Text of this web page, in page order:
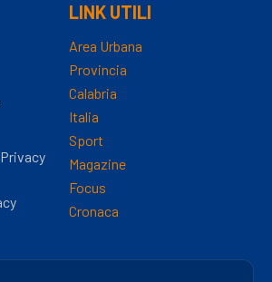
LINK UTILI
Area Urbana
Provincia
Calabria
Italia
Sport
Magazine
Focus
Cronaca